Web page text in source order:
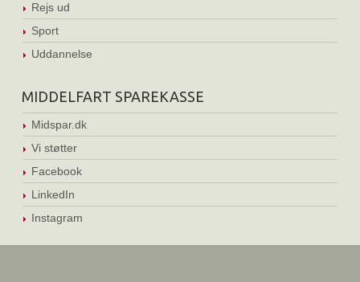
Rejs ud
Sport
Uddannelse
MIDDELFART SPAREKASSE
Midspar.dk
Vi støtter
Facebook
LinkedIn
Instagram